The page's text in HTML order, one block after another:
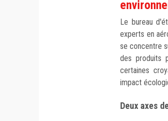
Le bureau
experts en
se concentre
des produits
certaines
impact
Deux axes